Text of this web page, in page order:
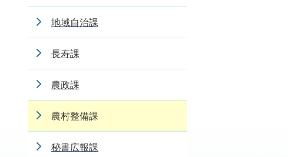
地域自治課
長寿課
農政課
農村整備課
秘書広報課